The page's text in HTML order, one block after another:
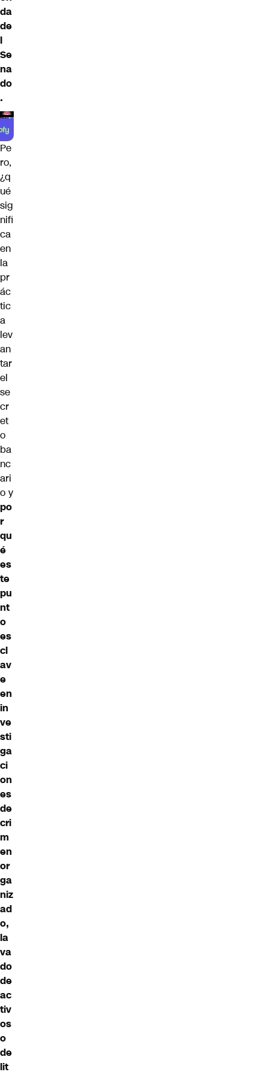
da
de
l
Se
na
do
.
Pe
ro,
¿q
ué
sig
nifi
ca
en
la
pr
ác
tic
a
lev
an
tar
el
se
cr
et
o
ba
nc
ari
o y
po
r
qu
é
es
te
pu
nt
o
es
cl
av
e
en
in
ve
sti
ga
ci
on
es
de
cri
m
en
or
ga
niz
ad
o,
la
va
do
de
ac
tiv
os
o
de
lit